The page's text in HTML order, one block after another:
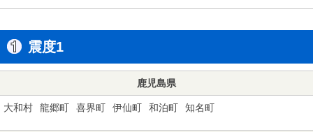
震度1
鹿児島県
大和村 龍郷町 喜界町 伊仙町 和泊町 知名町